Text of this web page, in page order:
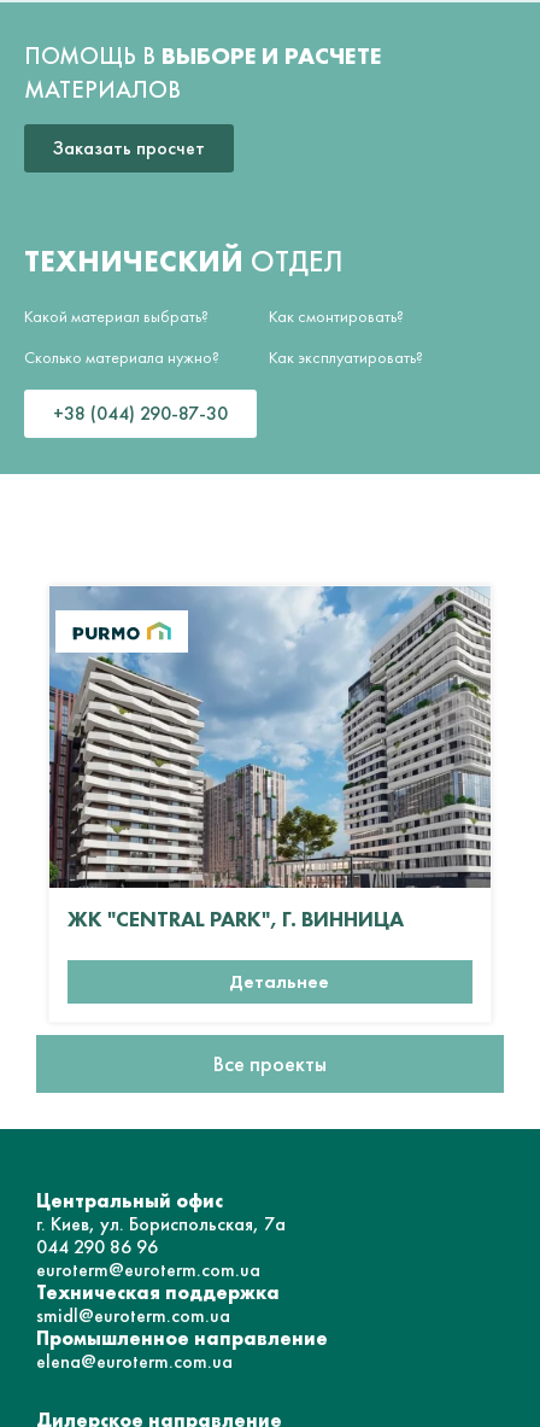
ПОМОЩЬ В ВЫБОРЕ И РАСЧЕТЕ
МАТЕРИАЛОВ
Заказать просчет
ТЕХНИЧЕСКИЙ ОТДЕЛ
Какой материал выбрать?
Сколько материала нужно?
Как смонтировать?
Как эксплуатировать?
+38 (044) 290-87-30
ЖК "CENTRAL PARK", Г. ВИННИЦА
Детальнее
Все проекты
Центральный офис
г. Киев, ул. Бориспольская, 7а
044 290 86 96
euroterm@euroterm.com.ua
Техническая поддержка
smidl@euroterm.com.ua
Промышленное направление
elena@euroterm.com.ua
Дилерское направление